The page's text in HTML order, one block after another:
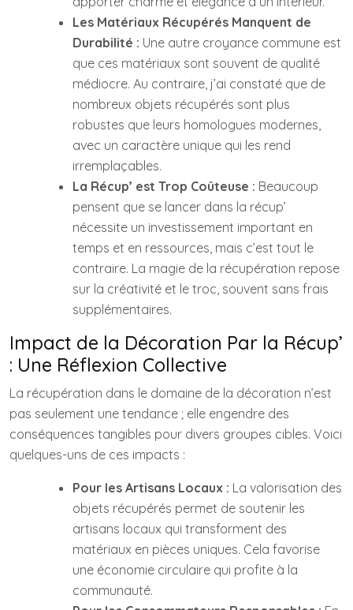
Les Matériaux Récupérés Manquent de
Durabilité : Une autre croyance commune est
que ces matériaux sont souvent de qualité
médiocre. Au contraire, j’ai constaté que de
nombreux objets récupérés sont plus
robustes que leurs homologues modernes,
avec un caractère unique qui les rend
irremplaçables.
La Récup’ est Trop Coûteuse : Beaucoup
pensent que se lancer dans la récup’
nécessite un investissement important en
temps et en ressources, mais c’est tout le
contraire. La magie de la récupération repose
sur la créativité et le troc, souvent sans frais
supplémentaires.
Impact de la Décoration Par la Récup’
: Une Réflexion Collective
La récupération dans le domaine de la décoration n’est
pas seulement une tendance ; elle engendre des
conséquences tangibles pour divers groupes cibles. Voici
quelques-uns de ces impacts :
Pour les Artisans Locaux : La valorisation des
objets récupérés permet de soutenir les
artisans locaux qui transforment des
matériaux en pièces uniques. Cela favorise
une économie circulaire qui profite à la
communauté.